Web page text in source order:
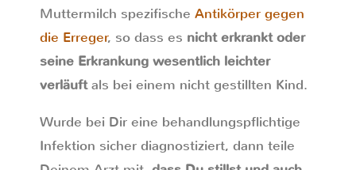
Muttermilch spezifische Antikörper gegen
die Erreger, so dass es nicht erkrankt oder
seine Erkrankung wesentlich leichter
verläuftals bei einem nicht gestillten Kind.
Wurde bei Dir eine behandlungspflichtige
Infektion sicher diagnostiziert, dann teile